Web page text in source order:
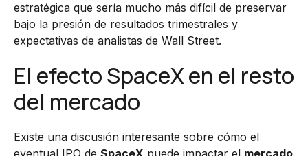
estratégica que sería mucho más difícil de preservar
bajo la presión de resultados trimestrales y
expectativas de analistas de Wall Street.
El efecto SpaceX en el resto
del mercado
Existe una discusión interesante sobre cómo el
eventual IPO de SpaceX puede impactar el mercado